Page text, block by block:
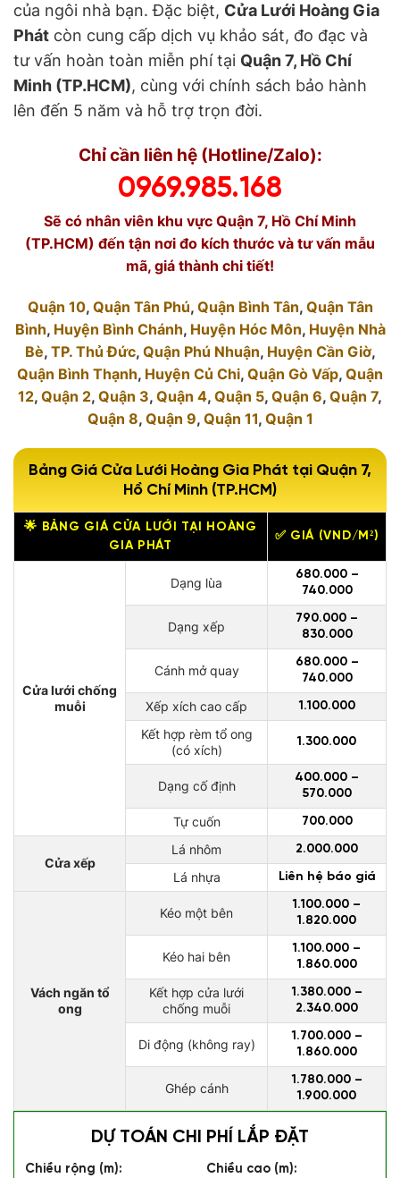
của ngôi nhà bạn. Đặc biệt, Cửa Lưới Hoàng Gia
Phát còn cung cấp dịch vụ khảo sát, đo đạc và
tư vấn hoàn toàn miễn phí tại Quận 7, Hồ Chí
Minh (TP.HCM), cùng với chính sách bảo hành
lên đến 5 năm và hỗ trợ trọn đời.
Chỉ cần liên hệ (Hotline/Zalo):
0969.985.168
Sẽ có nhân viên khu vực Quận 7, Hồ Chí Minh
(TP.HCM) đến tận nơi đo kích thước và tư vấn mẫu
mã, giá thành chi tiết!
Quận 10, Quận Tân Phú, Quận Bình Tân, Quận Tân
Bình, Huyện Bình Chánh, Huyện Hóc Môn, Huyện Nhà
Bè, TP. Thủ Đức, Quận Phú Nhuận, Huyện Cần Giờ,
Quận Bình Thạnh, Huyện Củ Chi, Quận Gò Vấp, Quận
12, Quận 2, Quận 3, Quận 4, Quận 5, Quận 6, Quận 7,
Quận 8, Quận 9, Quận 11, Quận 1
Bảng Giá Cửa Lưới Hoàng Gia Phát tại Quận 7,
Hồ Chí Minh (TP.HCM)
🌟 BẢNG GIÁ CỬA LƯỚI TẠI HOÀNG
GIA PHÁT
✅ GIÁ (VND/M²)
Cửa lưới chống
muỗi
Dạng lùa
680.000 –
740.000
Dạng xếp
790.000 –
830.000
Cánh mở quay
680.000 –
740.000
Xếp xích cao cấp 1.100.000
Kết hợp rèm tổ ong
(có xích)
1.300.000
Dạng cố định
400.000 –
570.000
Tự cuốn 700.000
Cửa xếp
Lá nhôm 2.000.000
Lá nhựa Liên hệ báo giá
Vách ngăn tổ
ong
Kéo một bên
1.100.000 –
1.820.000
Kéo hai bên
1.100.000 –
1.860.000
Kết hợp cửa lưới
chống muỗi
1.380.000 –
2.340.000
Di động (không ray)
1.700.000 –
1.860.000
Ghép cánh
1.780.000 –
1.900.000
DỰ TOÁN CHI PHÍ LẮP ĐẶT
Chiều rộng (m): Chiều cao (m):